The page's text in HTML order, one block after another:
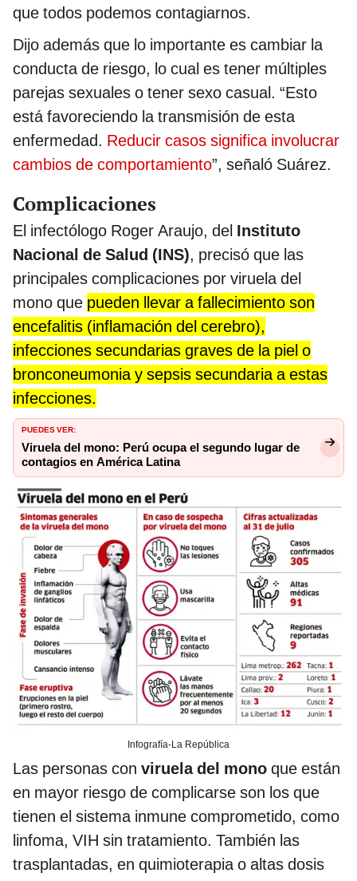
que todos podemos contagiarnos.
Dijo además que lo importante es cambiar la
conducta de riesgo, lo cual es tener múltiples
parejas sexuales o tener sexo casual. “Esto
está favoreciendo la transmisión de esta
enfermedad. Reducir casos significa involucrar
cambios de comportamiento”, señaló Suárez.
Complicaciones
El infectólogo Roger Araujo, del Instituto
Nacional de Salud (INS), precisó que las
principales complicaciones por viruela del
mono que pueden llevar a fallecimiento son
encefalitis (inflamación del cerebro),
infecciones secundarias graves de la piel o
bronconeumonia y sepsis secundaria a estas
infecciones.
PUEDES VER:
Viruela del mono: Perú ocupa el segundo lugar de
contagios en América Latina
Infografía-La República
Las personas con viruela del mono que están
en mayor riesgo de complicarse son los que
tienen el sistema inmune comprometido, como
linfoma, VIH sin tratamiento. También las
trasplantadas, en quimioterapia o altas dosis